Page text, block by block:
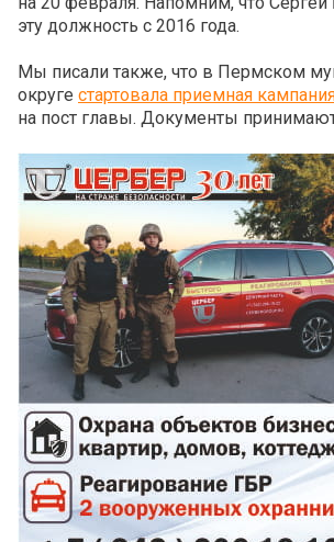
эту должность с 2016 года.
Мы писали также, что в Пермском
округе стартовала приемная
на пост главы. Документы